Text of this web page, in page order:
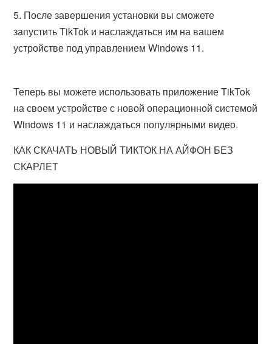
После завершения установки вы сможете
запустить TikTok и наслаждаться им на вашем
устройстве под управлением Windows 11.
Теперь вы можете использовать приложение TikTok
на своем устройстве с новой операционной системой
Windows 11 и наслаждаться популярными видео.
КАК СКАЧАТЬ НОВЫЙ ТИКТОК НА АЙФОН БЕЗ
СКАРЛЕТ